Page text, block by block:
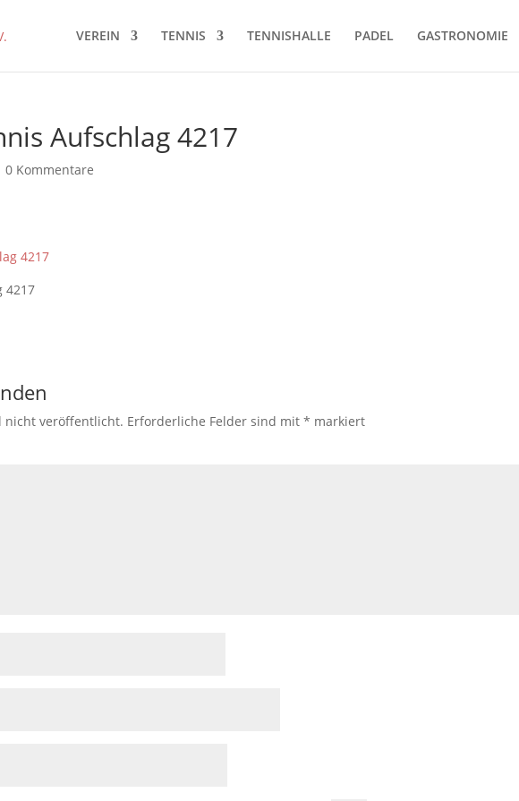
VEREIN TENNIS TENNISHALLE PADEL GASTRONOMIE
Aufschlag 4217
0 Kommentare
4217
nicht veröffentlicht. Erforderliche Felder sind mit* markiert